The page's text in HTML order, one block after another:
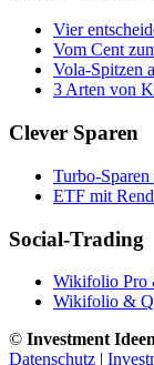
Vier
Vom Cent
Vola-Spitzen
3 Arten von
Clever Sparen
Turbo-Sparen
ETF mit
Social-Trading
Wikifolio Pro
Wikifolio &
© Investment
Datenschutz |